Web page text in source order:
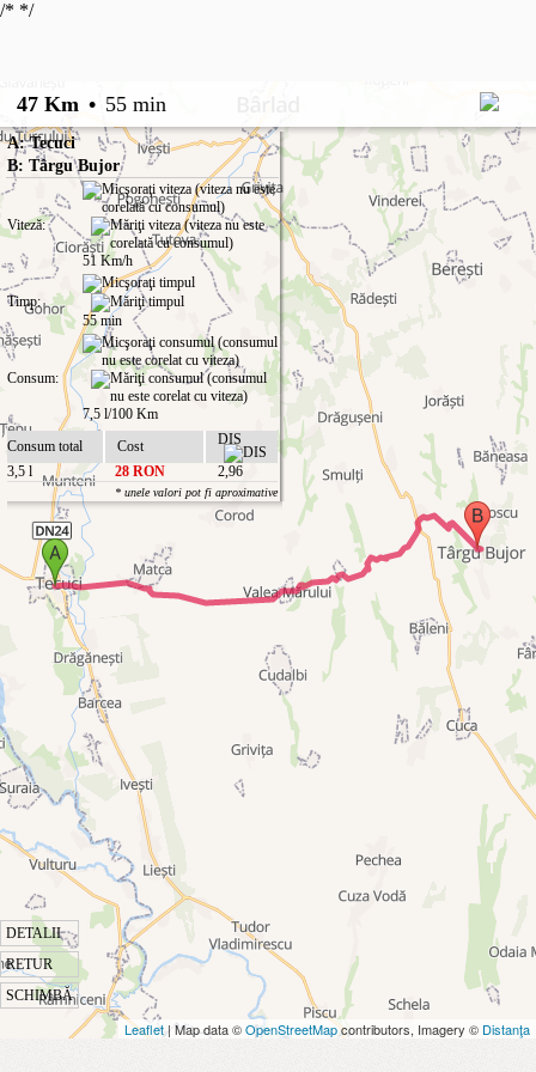
/* */
47 Km • 55 min
DETALII
RETUR
SCHIMBĂ
A: Tecuci
B: Târgu Bujor
Viteză:
51 Km/h
Timp:
55 min
Consum:
7,5 l/100 Km
Consum total
Cost
DIS
3,5 l
28 RON 2,96
* unele valori pot fi aproximative